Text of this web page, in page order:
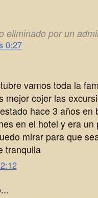
eliminado por un
0:27
vamos toda la
mejor cojer las
hace 3 años en
en el hotel y era un
mirar para que
tranquila